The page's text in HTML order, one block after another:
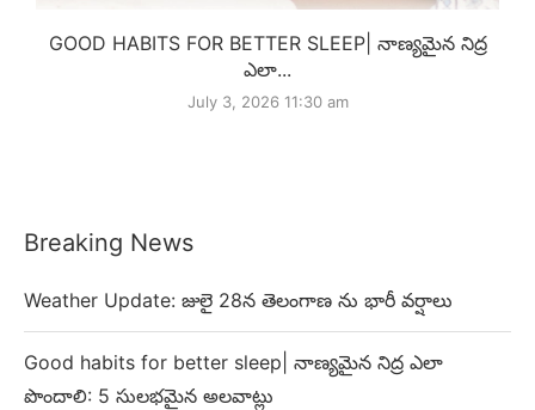
GOOD HABITS FOR BETTER SLEEP| నాణ్యమైన నిద్ర
ఎలా...
July 3, 2026 11:30 am
Breaking News
Weather Update: జులై 28న తెలంగాణ ను భారీ వర్షాలు
Good habits for better sleep| నాణ్యమైన నిద్ర ఎలా
పొందాలి: 5 సులభమైన అలవాట్లు